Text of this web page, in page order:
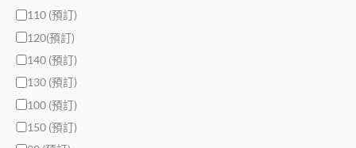
110 (預訂)
120(預訂)
140 (預訂)
130 (預訂)
100 (預訂)
150 (預訂)